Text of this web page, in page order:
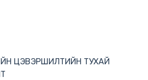
ЦЭВЭРШИЛТИЙН ТУХАЙ